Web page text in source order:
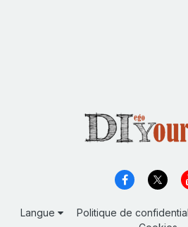
Langue Politique de